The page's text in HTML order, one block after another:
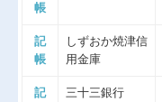
帳
記
帳
しずおか焼津信
用金庫
記
三十三銀行